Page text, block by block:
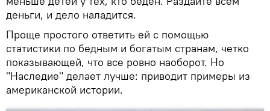
деньги, и дело наладится.
Проще простого ответить ей с помощью
статистики по бедным и богатым странам, четко
показывающей, что все ровно наоборот. Но
"Наследие" делает лучше: приводит примеры из
американской истории.